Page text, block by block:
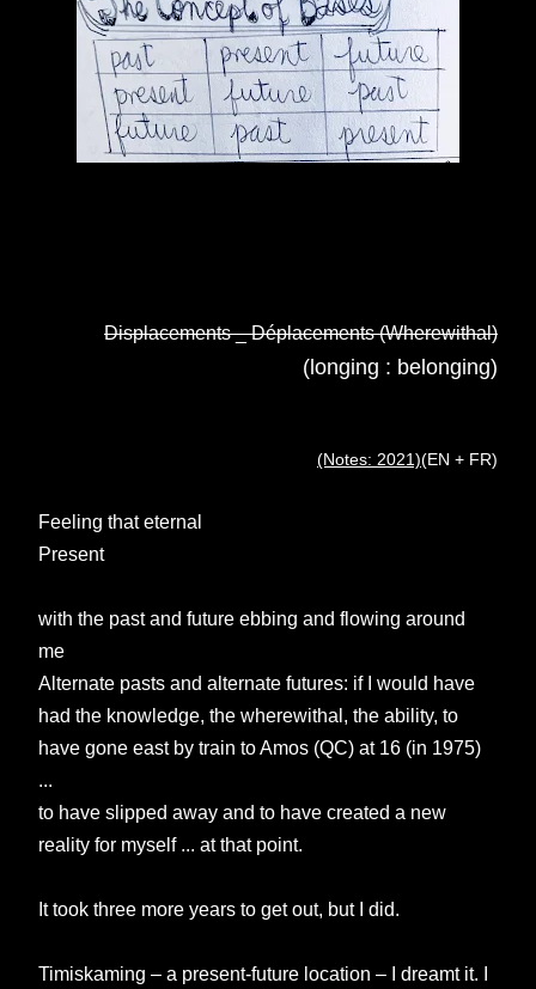
Displacements _ Déplacements (Wherewithal)
(longing : belonging)
(Notes: 2021)(EN + FR)
Feeling that eternal
Present
with the past and future ebbing and flowing around
me
Alternate pasts and alternate futures: if I would have
had the knowledge, the wherewithal, the ability, to
have gone east by train to Amos (QC) at 16 (in 1975)
...
to have slipped away and to have created a new
reality for myself ... at that point.
It took three more years to get out, but I did.
Timiskaming – a present-future location – I dreamt it. I